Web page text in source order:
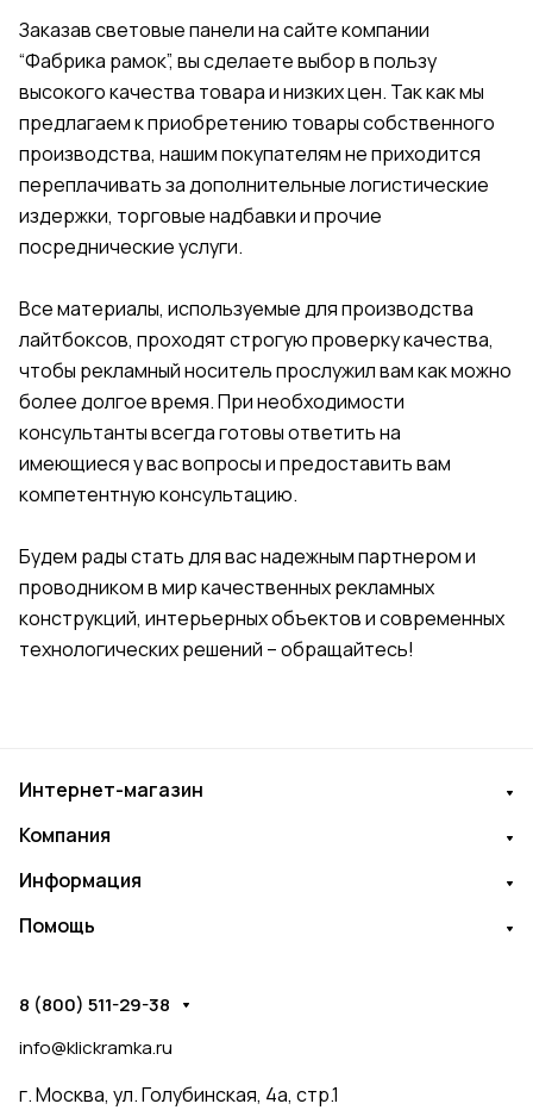
Заказав световые панели на сайте компании
“Фабрика рамок”, вы сделаете выбор в пользу
высокого качества товара и низких цен. Так как мы
предлагаем к приобретению товары собственного
производства, нашим покупателям не приходится
переплачивать за дополнительные логистические
издержки, торговые надбавки и прочие
посреднические услуги.
Все материалы, используемые для производства
лайтбоксов, проходят строгую проверку качества,
чтобы рекламный носитель прослужил вам как можно
более долгое время. При необходимости
консультанты всегда готовы ответить на
имеющиеся у вас вопросы и предоставить вам
компетентную консультацию.
Будем рады стать для вас надежным партнером и
проводником в мир качественных рекламных
конструкций, интерьерных объектов и современных
технологических решений – обращайтесь!
Интернет-магазин
Компания
Информация
Помощь
8 (800) 511-29-38
info@klickramka.ru
г. Москва, ул. Голубинская, 4а, стр.1